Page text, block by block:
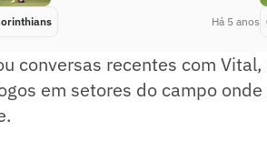
Há 5 anos
conversas recentes com Vital,
em setores do campo onde